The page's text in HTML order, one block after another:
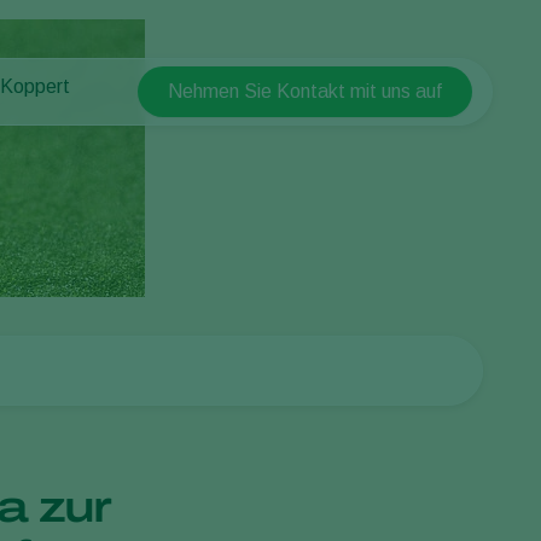
Koppert Global
Belgium
Brasil
France
Nehmen Sie Kontakt mit uns auf
zur